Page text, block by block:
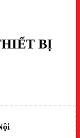
BỊ